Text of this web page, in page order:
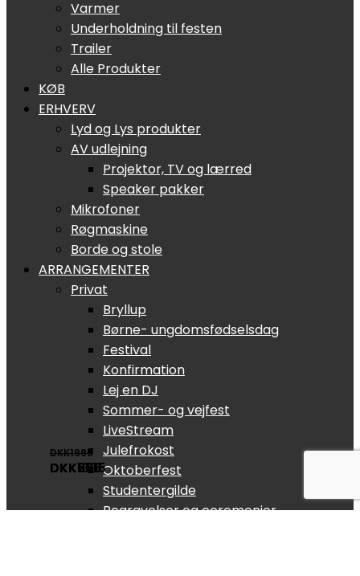
DKK1995
DKK1395
DKK695
DKK260
Varmer
Underholdning til festen
Trailer
Alle Produkter
KØB
ERHVERV
Lyd og Lys produkter
AV udlejning
Projektor, TV og lærred
Speaker pakker
Mikrofoner
Røgmaskine
Borde og stole
ARRANGEMENTER
Privat
Bryllup
Børne- ungdomsfødselsdag
Festival
Konfirmation
Lej en DJ
Sommer- og vejfest
LiveStream
Julefrokost
Oktoberfest
Studentergilde
Begravelser og ceremonier